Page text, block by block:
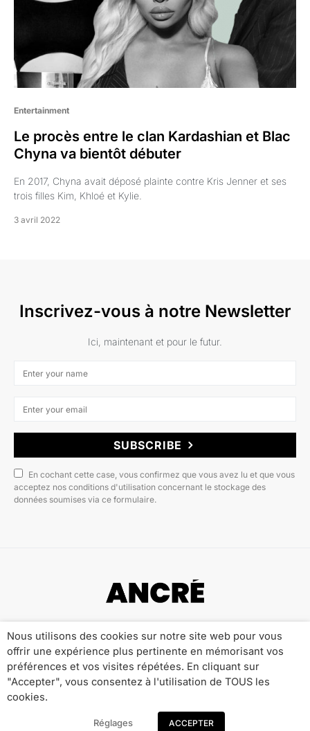
Entertainment
Le procès entre le clan Kardashian et Blac
Chyna va bientôt débuter
En 2017, Chyna avait déposé plainte contre Kris Jenner et ses
trois filles Kim, Khloé et Kylie.
3 avril 2022
Inscrivez-vous à notre Newsletter
Ici, maintenant et pour le futur.
SUBSCRIBE
En cochant cette case, vous confirmez que vous avez lu et que vous
acceptez nos conditions d'utilisation concernant le stockage des
données soumises via ce formulaire.
Qui sommes-nous ? Publicité
Contact
Mentions Légales
Politique de Confidentialité
Nous utilisons des cookies sur notre site web pour vous
offrir une expérience plus pertinente en mémorisant vos
préférences et vos visites répétées. En cliquant sur
"Accepter", vous consentez à l'utilisation de TOUS les
cookies.
Réglages ACCEPTER